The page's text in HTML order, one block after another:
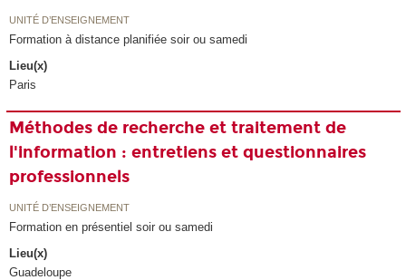
UNITÉ D’ENSEIGNEMENT
Formation à distance planifiée soir ou samedi
Lieu(x)
Paris
Méthodes de recherche et traitement de
l'information : entretiens et questionnaires
professionnels
UNITÉ D’ENSEIGNEMENT
Formation en présentiel soir ou samedi
Lieu(x)
Guadeloupe